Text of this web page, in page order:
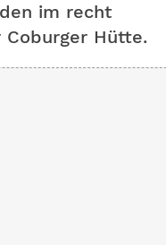
im recht
Hütte.